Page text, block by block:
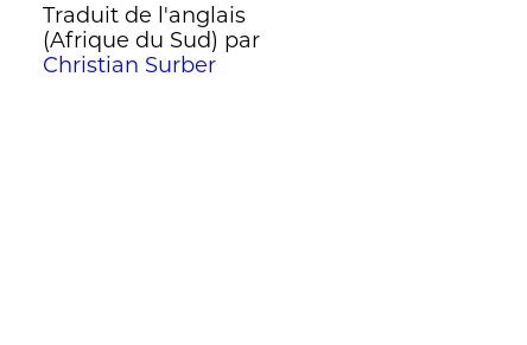
Traduit de l'anglais
(Afrique du Sud) par
Christian Surber